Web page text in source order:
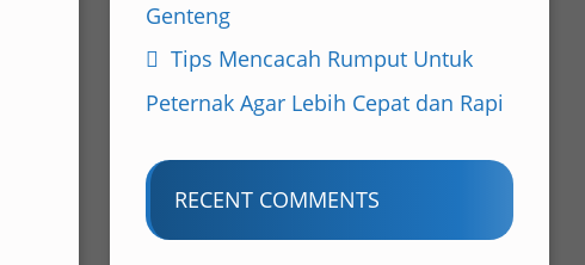
Genteng
Tips Mencacah Rumput Untuk
Peternak Agar Lebih Cepat dan Rapi
RECENT COMMENTS